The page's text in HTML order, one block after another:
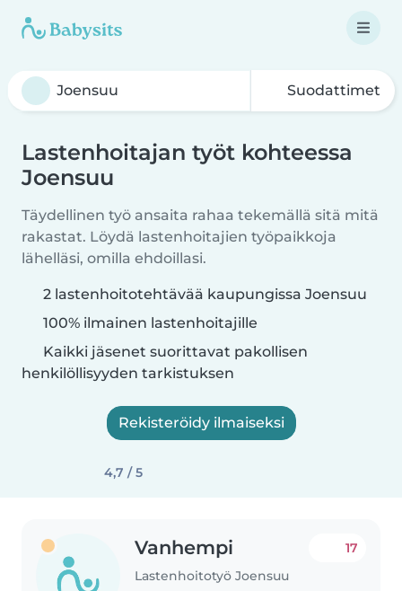
Suodattimet
Lastenhoitajan työt kohteessa
Joensuu
Täydellinen työ ansaita rahaa tekemällä sitä mitä
rakastat. Löydä lastenhoitajien työpaikkoja
lähelläsi, omilla ehdoillasi.
2 lastenhoitotehtävää kaupungissa Joensuu
100% ilmainen lastenhoitajille
Kaikki jäsenet suorittavat pakollisen
henkilöllisyyden tarkistuksen
Rekisteröidy ilmaiseksi
4,7 / 5
Vanhempi
Lastenhoitotyö Joensuu
17